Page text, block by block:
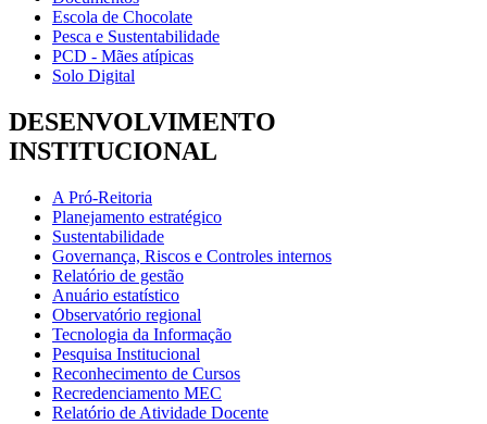
Escola de Chocolate
Pesca e Sustentabilidade
PCD - Mães atípicas
Solo Digital
DESENVOLVIMENTO
INSTITUCIONAL
A Pró-Reitoria
Planejamento estratégico
Sustentabilidade
Governança, Riscos e Controles internos
Relatório de gestão
Anuário estatístico
Observatório regional
Tecnologia da Informação
Pesquisa Institucional
Reconhecimento de Cursos
Recredenciamento MEC
Relatório de Atividade Docente